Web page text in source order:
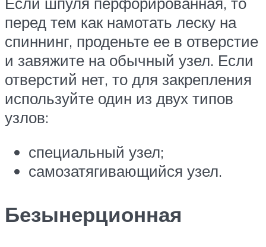
перед тем как намотать леску на
спиннинг, проденьте ее в отверстие
и завяжите на обычный узел. Если
отверстий нет, то для закрепления
используйте один из двух типов
узлов:
специальный узел;
самозатягивающийся узел.
Безынерционная